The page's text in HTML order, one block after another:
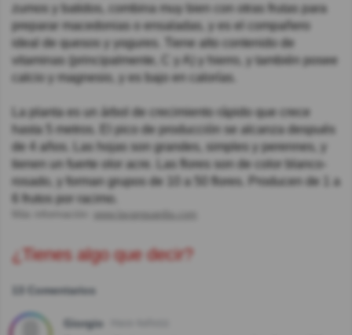
zumos y batidos, combina muy bien con otras frutas para
preparar macedonias o ensaladas, y es el compañero
ideal de quesos y yogures. Tiene alto contenido de
vitaminas (principalmente, C y A) y hierro, y también posee
calcio y magnesio, y es bajo en calorías.
La planta es un árbol de crecimiento rápido que crece
hasta 5 metros. El pico de producción se alcanza después
de 4 años. Las hojas son grandes, simples y perennes, y
tienen un fuerte olor acre. Las flores son de color blanco-
rosado, y forman grupos de 10 a 50 flores. Producen de 1 a
6 frutos por racimo.
¿Tienes algo que decir?
13 Comentarios
Giorgio